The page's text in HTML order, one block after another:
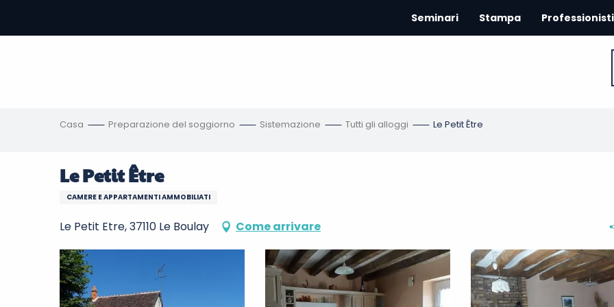
contenu
Seminari Stampa
Casa Preparazione del soggiorno Sistemazione Tutti gli alloggi Le Petit Être
Le Petit Être
CAMERE E APPARTAMENTI AMMOBILIATI
Le Petit Etre, 37110 Le Boulay Come arrivare